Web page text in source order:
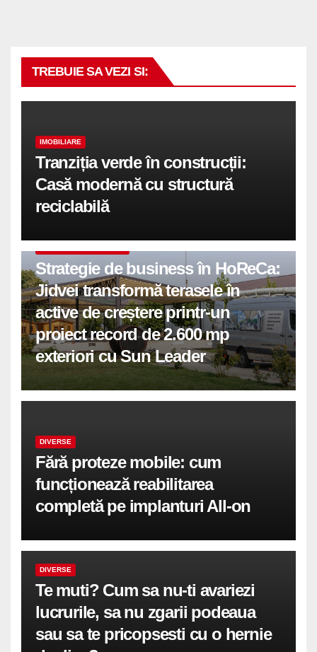
TREBUIE SA VEZI SI:
IMOBILIARE
Tranziția verde în construcții:
Casă modernă cu structură
reciclabilă
Strategie de business în HoReCa:
Jidvei transformă terasele în
active de creștere printr-un
proiect record de 2.600 mp
exteriori cu Sun Leader
DIVERSE
Fără proteze mobile: cum
funcționează reabilitarea
completă pe implanturi All-on
DIVERSE
Te muti? Cum sa nu-ti avariezi
lucrurile, sa nu zgarii podeaua
sau sa te pricopsesti cu o hernie